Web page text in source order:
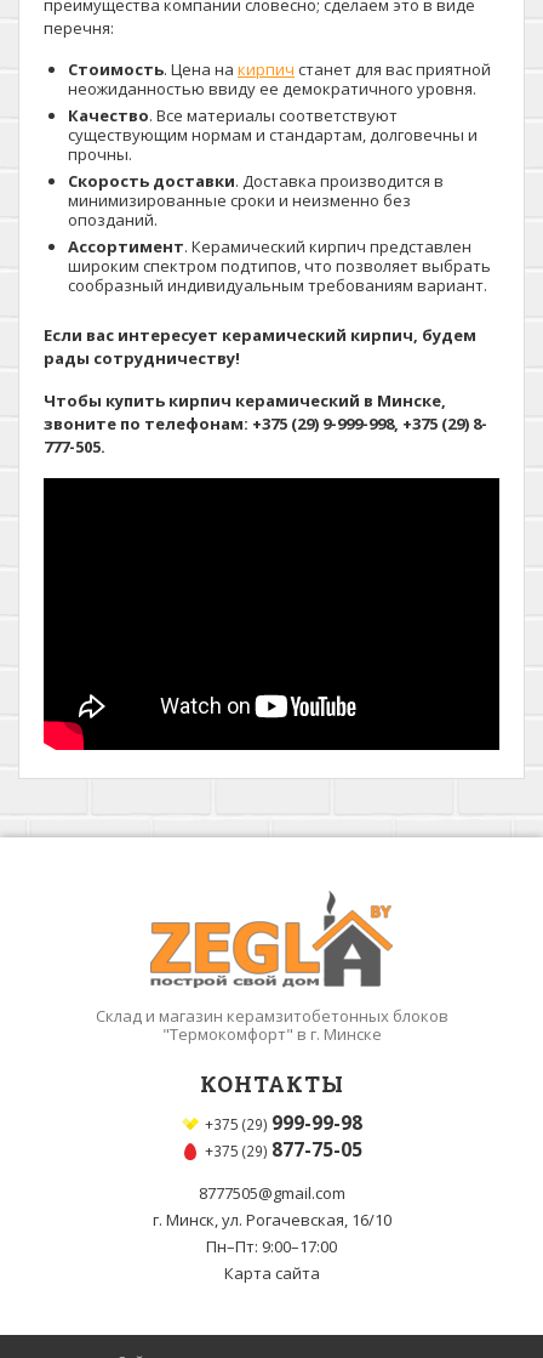
преимущества компании словесно; сделаем это в виде
перечня:
Стоимость. Цена на кирпич станет для вас приятной
неожиданностью ввиду ее демократичного уровня.
Качество. Все материалы соответствуют
существующим нормам и стандартам, долговечны и
прочны.
Скорость доставки. Доставка производится в
минимизированные сроки и неизменно без
опозданий.
Ассортимент. Керамический кирпич представлен
широким спектром подтипов, что позволяет выбрать
сообразный индивидуальным требованиям вариант.
Если вас интересует керамический кирпич, будем
рады сотрудничеству!
Чтобы купить кирпич керамический в Минске,
звоните по телефонам: +375 (29) 9-999-998, +375 (29) 8-
777-505.
Склад и магазин керамзитобетонных блоков
"Термокомфорт" в г. Минске
КОНТАКТЫ
+375 (29) 999-99-98
+375 (29) 877-75-05
8777505@gmail.com
г. Минск, ул. Рогачевская, 16/10
Пн–Пт: 9:00–17:00
Карта сайта